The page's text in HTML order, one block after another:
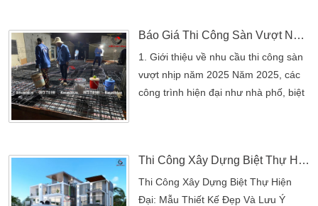
một đơn vị thi công nhà phố uy tín
chính là bước đệm quan trọng nhất
giúp biến bản vẽ mơ ước thành hiện
thực […]
Báo Giá Thi Công Sàn Vượt Nhịp 2025 – Cập Nhật Mới Nhất
1. Giới thiệu về nhu cầu thi công sàn
vượt nhịp năm 2025 Năm 2025, các
công trình hiện đại như nhà phố, biệt
làm cho nhu cầu thi công sàn vượt
nhịp tăng mạnh, đặc biệt là các nhịp
lớn từ 10m, 12m, 15m đến 20m. Các
Thi Công Xây Dựng Biệt Thự Hiện Đại: Mẫu Thiết Kế Đẹp Và Lưu Ý Phong Thủy
Thi Công Xây Dựng Biệt Thự Hiện
Đại: Mẫu Thiết Kế Đẹp Và Lưu Ý